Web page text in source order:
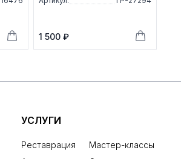
1 500 ₽
УСЛУГИ
Реставрация
Мастер-классы